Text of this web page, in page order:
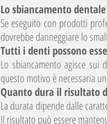
Lo sbiancamento
Se eseguito con prodotti
dovrebbe danneggiare lo
Tutti i denti possono
Lo sbiancamento agisce
questo motivo è necessaria
Quanto dura il risultato
La durata dipende dalle
Il risultato può essere